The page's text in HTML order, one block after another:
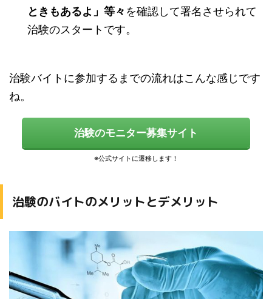
ときもあるよ」等々 を確認して署名させられて
治験のスタートです。
治験バイトに参加するまでの流れはこんな感じです
ね。
治験のモニター募集サイト
治験のバイトのメリットとデメリット